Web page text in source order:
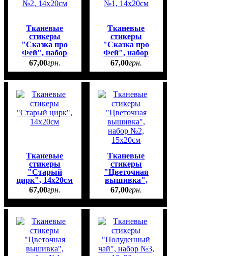
Тканевые
стикеры
"Сказка про
Фей", набор
№2, 14х20см
67,00грн.
Тканевые
стикеры
"Сказка про
Фей", набор
№1, 14х20см
67,00грн.
Тканевые
стикеры
"Старый
цирк", 14х20см
67,00грн.
Тканевые
стикеры
"Цветочная
вышивка",
набор №2,
15х20см
67,00грн.